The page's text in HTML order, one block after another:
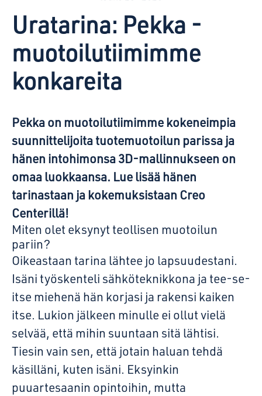
Uratarina: Pekka -
muotoilutiimimme
konkareita
Pekka on muotoilutiimimme kokeneimpia
suunnittelijoita tuotemuotoilun parissa ja
hänen intohimonsa 3D-mallinnukseen on
omaa luokkaansa. Lue lisää hänen
tarinastaan ja kokemuksistaan Creo
Centerillä!
Miten olet eksynyt teollisen muotoilun
pariin?
Oikeastaan tarina lähtee jo lapsuudestani.
Isäni työskenteli sähköteknikkona ja tee-se-
itse miehenä hän korjasi ja rakensi kaiken
itse. Lukion jälkeen minulle ei ollut vielä
selvää, että mihin suuntaan sitä lähtisi.
Tiesin vain sen, että jotain haluan tehdä
käsilläni, kuten isäni. Eksyinkin
puuartesaanin opintoihin, mutta